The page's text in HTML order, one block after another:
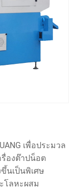
เพื่อประมวล
รื่องต๊าปน็อต
ขึ้นเป็นพิเศษ
โลหะผสม